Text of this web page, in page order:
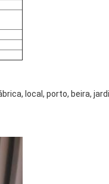
local, porto, beira,